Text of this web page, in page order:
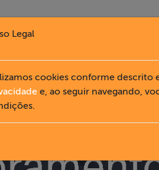
Legal
cookies conforme descrito
e, ao seguir navegando,